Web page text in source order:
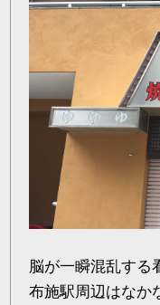
脳が一瞬混乱する
布施駅周辺はなか